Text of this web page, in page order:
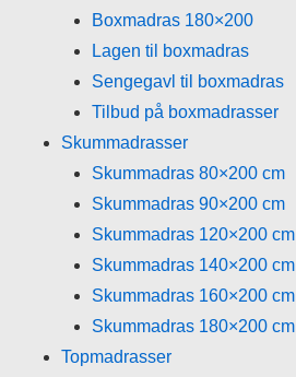
Boxmadras 180×200
Lagen til boxmadras
Sengegavl til boxmadras
Tilbud på boxmadrasser
Skummadrasser
Skummadras 80×200 cm
Skummadras 90×200 cm
Skummadras 120×200 cm
Skummadras 140×200 cm
Skummadras 160×200 cm
Skummadras 180×200 cm
Topmadrasser